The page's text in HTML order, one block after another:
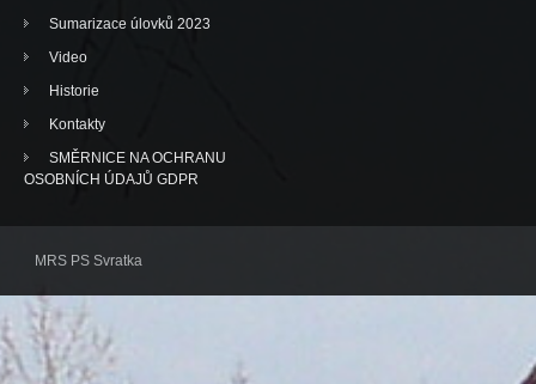
Sumarizace úlovků 2023
Video
Historie
Kontakty
SMĚRNICE NA OCHRANU
OSOBNÍCH ÚDAJŮ GDPR
MRS PS Svratka